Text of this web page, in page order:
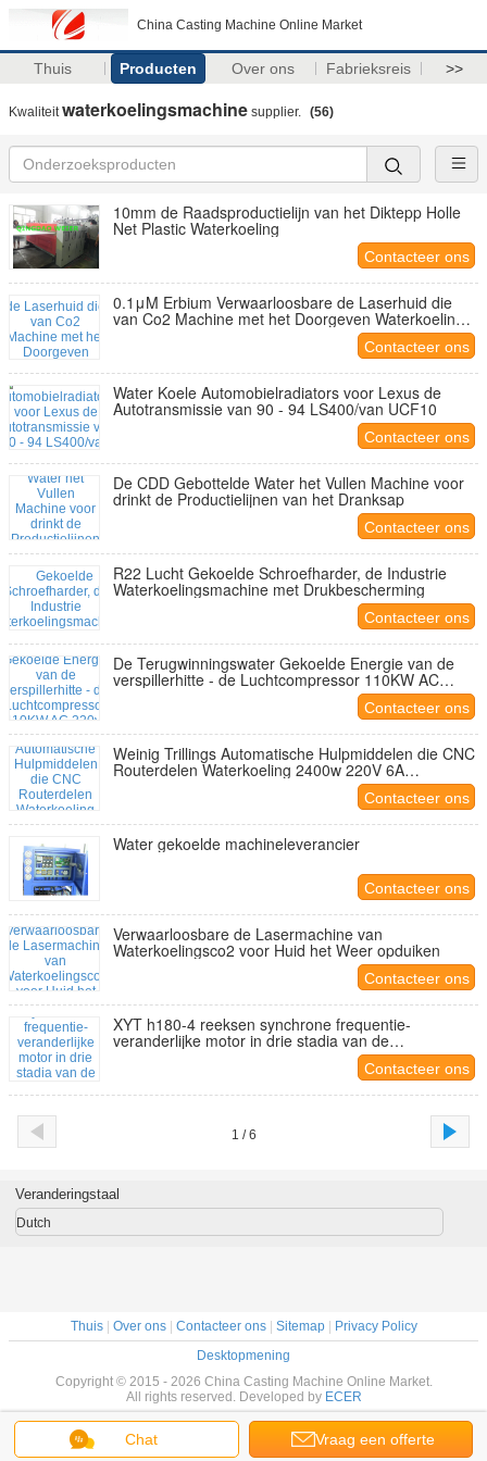
China Casting Machine Online Market
Thuis Producten Over ons Fabrieksreis >>
Kwaliteitwaterkoelingsmachine supplier. (56)
10mm de Raadsproductielijn van het Diktepp Holle
Net Plastic Waterkoeling
Contacteer ons
0.1μM Erbium Verwaarloosbare de Laserhuid die
van Co2 Machine met het Doorgeven Waterkoeling
Contacteer ons
Water Koele Automobielradiators voor Lexus de
Autotransmissie van 90 - 94 LS400/van UCF10
Contacteer ons
De CDD Gebottelde Water het Vullen Machine voor
drinkt de Productielijnen van het Dranksap
Contacteer ons
R22 Lucht Gekoelde Schroefharder, de Industrie
Waterkoelingsmachine met Drukbescherming
Contacteer ons
De Terugwinningswater Gekoelde Energie van de
verspillerhitte - de Luchtcompressor 110KW AC
220v-380V-415V van de besparingsschroef
Contacteer ons
Weinig Trillings Automatische Hulpmiddelen die CNC
Routerdelen Waterkoeling 2400w 220V 6A
Contacteer ons
Water gekoelde machineleverancier
Contacteer ons
Verwaarloosbare de Lasermachine van
Waterkoelingsco2 voor Huid het Weer opduiken
Contacteer ons
XYT h180-4 reeksen synchrone frequentie-
veranderlijke motor in drie stadia van de
waterkoelings de permanente magneet
Contacteer ons
1 / 6
Chat Vraag een offerte
Veranderingstaal
Dutch
Thuis| Over ons| Contacteer ons| Sitemap|
Privacy Policy
Desktopmening
Copyright © 2015 - 2026 China Casting Machine Online Market.
All rights reserved. Developed by ECER